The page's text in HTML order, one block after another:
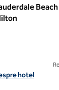
Bahia
hotel